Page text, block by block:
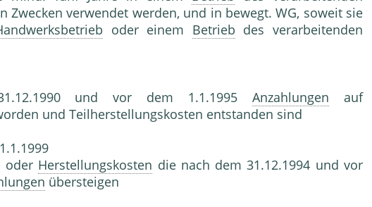
Zwecken verwendet werden, und in bewegt. WG, soweit sie
oder einem Betrieb des verarbeitenden
und vor dem 1.1.1995Anzahlungen auf
und Teilherstellungskosten entstanden sind
oder Herstellungskosten die nach dem 31.12.1994 und vor
übersteigen